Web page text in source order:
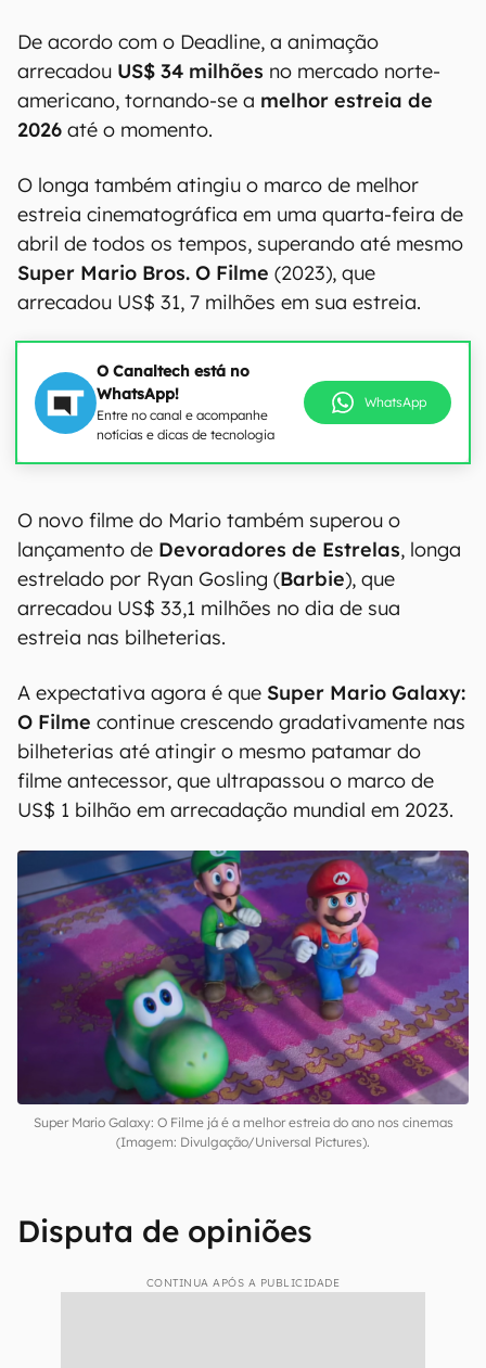
De acordo com o Deadline, a animação
arrecadou US$ 34 milhões no mercado norte-
americano, tornando-se a melhor estreia de
2026 até o momento.
O longa também atingiu o marco de melhor
estreia cinematográfica em uma quarta-feira de
abril de todos os tempos, superando até mesmo
Super Mario Bros. O Filme (2023), que
arrecadou US$ 31, 7 milhões em sua estreia.
O Canaltech está no
WhatsApp!
Entre no canal e acompanhe
notícias e dicas de tecnologia
WhatsApp
00:00/ 04:52
O novo filme do Mario também superou o
lançamento deDevoradores de Estrelas , longa
arrecadou US$ 33,1 milhões no dia de sua
estreia nas bilheterias.
A expectativa agora é queSuper Mario Galaxy:
O Filmecontinue crescendo gradativamente nas
bilheterias até atingir o mesmo patamar do
filme antecessor, que ultrapassou o marco de
US$ 1 bilhão em arrecadação mundial em 2023.